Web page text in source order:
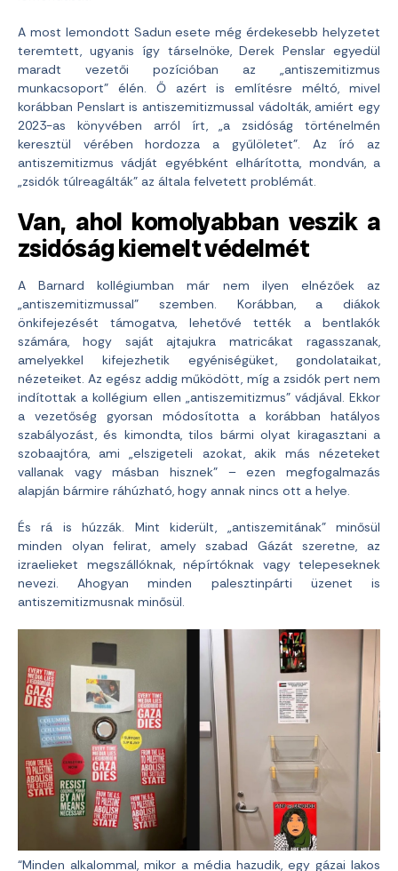
A most lemondott Sadun esete még érdekesebb helyzetet
teremtett, ugyanis így társelnöke, Derek Penslar egyedül
maradt vezetői pozícióban az „antiszemitizmus
munkacsoport” élén. Ő azért is említésre méltó, mivel
korábban Penslart is antiszemitizmussal vádolták, amiért egy
2023-as könyvében arról írt, „a zsidóság történelmén
keresztül vérében hordozza a gyűlöletet”. Az író az
antiszemitizmus vádját egyébként elhárította, mondván, a
„zsidók túlreagálták” az általa felvetett problémát.
Van, ahol komolyabban veszik a
zsidóság kiemelt védelmét
A Barnard kollégiumban már nem ilyen elnézőek az
„antiszemitizmussal” szemben. Korábban, a diákok
önkifejezését támogatva, lehetővé tették a bentlakók
számára, hogy saját ajtajukra matricákat ragasszanak,
amelyekkel kifejezhetik egyéniségüket, gondolataikat,
nézeteiket. Az egész addig működött, míg a zsidók pert nem
indítottak a kollégium ellen „antiszemitizmus” vádjával. Ekkor
a vezetőség gyorsan módosította a korábban hatályos
szabályozást, és kimondta, tilos bármi olyat kiragasztani a
szobaajtóra, ami „elszigeteli azokat, akik más nézeteket
vallanak vagy másban hisznek” – ezen megfogalmazás
alapján bármire ráhúzható, hogy annak nincs ott a helye.
És rá is húzzák. Mint kiderült, „antiszemitának” minősül
minden olyan felirat, amely szabad Gázát szeretne, az
izraelieket megszállóknak, népírtóknak vagy telepeseknek
nevezi. Ahogyan minden palesztinpárti üzenet is
antiszemitizmusnak minősül.
“Minden alkalommal, mikor a média hazudik, egy gázai lakos